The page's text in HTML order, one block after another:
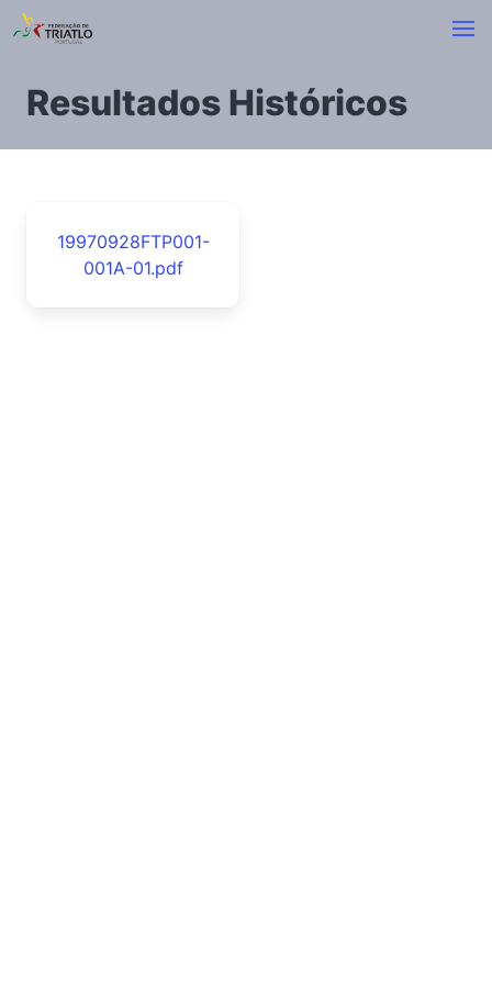
Resultados Históricos
19970928FTP001-
001A-01.pdf